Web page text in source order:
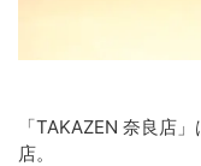
「TAKAZEN 奈良店
店。